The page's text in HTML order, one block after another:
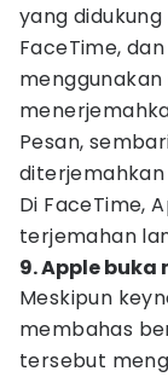
yang
FaceTime,
Pesan,
diterjemahkan
Di FaceTime,
terjemahan
9. Apple buka
Meskipun
membahas
tersebut